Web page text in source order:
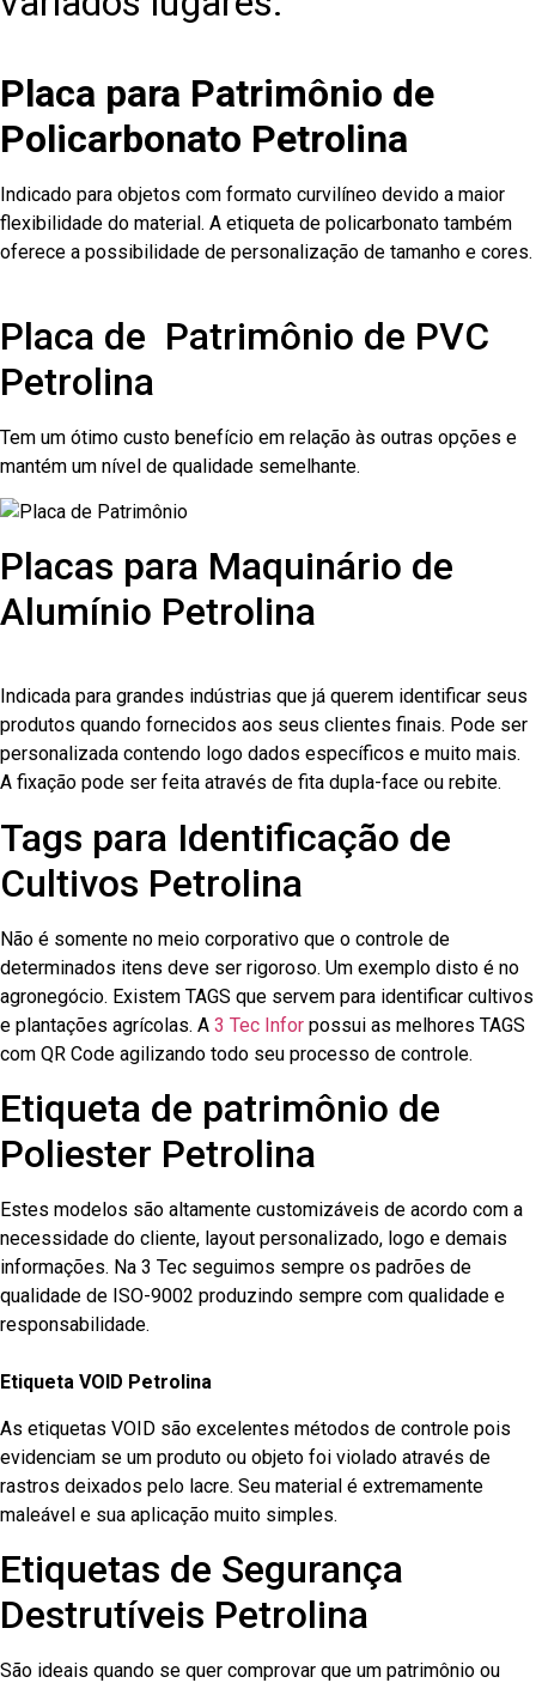
Placa para Patrimônio de
Policarbonato Petrolina
Indicado para objetos com formato curvilíneo devido a maior
flexibilidade do material. A etiqueta de policarbonato também
oferece a possibilidade de personalização de tamanho e cores.
Placa de Patrimônio de PVC
Petrolina
Tem um ótimo custo benefício em relação às outras opções e
mantém um nível de qualidade semelhante.
Placas para Maquinário de
Alumínio Petrolina
Indicada para grandes indústrias que já querem identificar seus
produtos quando fornecidos aos seus clientes finais. Pode ser
personalizada contendo logo dados específicos e muito mais.
A fixação pode ser feita através de fita dupla-face ou rebite.
Tags para Identificação de
Cultivos Petrolina
Não é somente no meio corporativo que o controle de
determinados itens deve ser rigoroso. Um exemplo disto é no
agronegócio. Existem TAGS que servem para identificar cultivos
e plantações agrícolas. A 3 Tec Infor possui as melhores TAGS
com QR Code agilizando todo seu processo de controle.
Etiqueta de patrimônio de
Poliester Petrolina
Estes modelos são altamente customizáveis de acordo com a
necessidade do cliente, layout personalizado, logo e demais
informações. Na 3 Tec seguimos sempre os padrões de
qualidade de ISO-9002 produzindo sempre com qualidade e
responsabilidade.
Etiqueta VOID Petrolina
As etiquetas VOID são excelentes métodos de controle pois
evidenciam se um produto ou objeto foi violado através de
rastros deixados pelo lacre. Seu material é extremamente
maleável e sua aplicação muito simples.
Etiquetas de Segurança
Destrutíveis Petrolina
São ideais quando se quer comprovar que um patrimônio ou